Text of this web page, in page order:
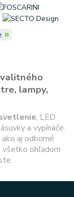
»
lampy,
, LED
a vypínače.
aj odborné
všetko ohľadom